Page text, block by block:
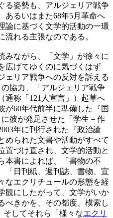
る姿勢も、アルジェリア戦争
あるいはまた68年5月革命へ
論に基づく文学的活動の一環
れる主張なのである。
ながら、「文学」が徐々に
広げてゆくのに気づくはず
ェリア戦争への反対を訴える
の協力、「アルジェリア戦争
通称「121人宣言」）起草へ
が60年代前半に準備した『国
彼が発足させた「学生－作
年に刊行された『政治論
められた文書や活動がすべて
置づけ直され、文学的活動と
本書によれば、「書物の不
「日刊紙、週刊誌、書物、宣
エクリチュールの形態を経
観にしたがって、文学がいか
べきかを、その都度、模索し
してそれら「様々なエクリ